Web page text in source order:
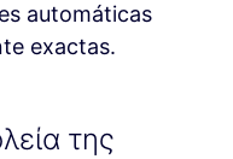
automáticas
exactas.
της